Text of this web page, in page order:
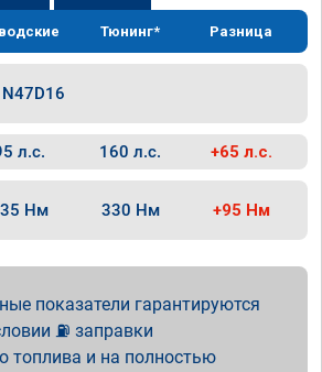
Тюнинг* Разница
л.с. 160 л.с. +65 л.с.
Нм 330 Нм +95 Нм
показатели гарантируются
⛽ заправки
топлива и на полностью